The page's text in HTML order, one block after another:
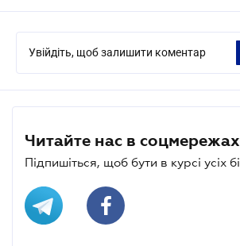
Увійдіть, щоб залишити коментар
Читайте нас в
Підпишіться, щоб бути в курсі усіх